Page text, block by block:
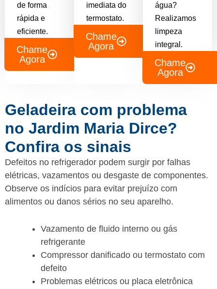
de forma
rápida e
eficiente.
Chame
Agora
imediata do
termostato.
Chame
Agora
água?
Realizamos
limpeza
integral.
Chame
Agora
Geladeira com problema
no Jardim Maria Dirce?
Confira os sinais
Defeitos no refrigerador podem surgir por falhas
elétricas, vazamentos ou desgaste de componentes.
Observe os indícios para evitar prejuízo com
alimentos ou danos sérios no seu aparelho.
Vazamento de fluido interno ou gás
refrigerante
Compressor danificado ou termostato com
defeito
Problemas elétricos ou placa eletrônica